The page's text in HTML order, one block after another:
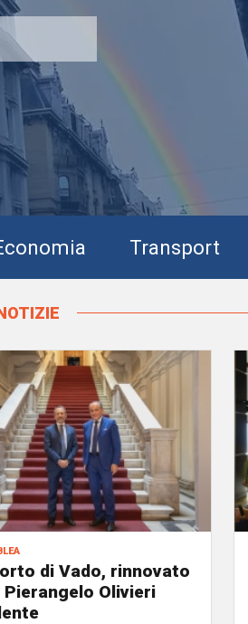
Transport
di Vado, rinnovato
Pierangelo Olivieri